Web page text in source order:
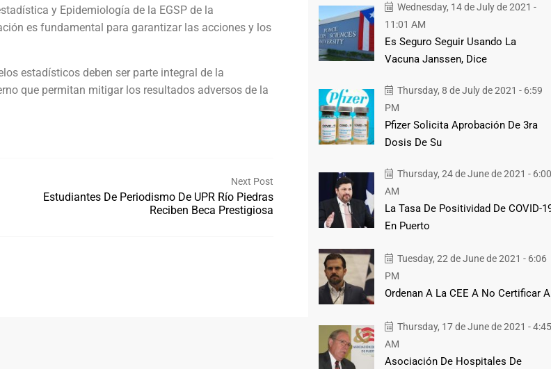
y Epidemiología de la EGSP de la
es fundamental para garantizar las acciones y los
estadísticos deben ser parte integral de la
que permitan mitigar los resultados adversos de la
Next Post
Estudiantes De Periodismo De UPR Río Piedras
Reciben Beca Prestigiosa
Wednesday, 14 de July de 2021 -
11:01 AM
Es Seguro Seguir Usando La
Vacuna Janssen, Dice
Thursday, 8 de July de 2021 - 6:59
PM
Pfizer Solicita Aprobación De 3ra
Dosis De Su
Thursday, 24 de June de 2021 - 6:00
AM
La Tasa De Positividad De COVID-
En Puerto
Tuesday, 22 de June de 2021 - 6:06
PM
Ordenan A La CEE A No Certificar A
Thursday, 17 de June de 2021 - 4:45
AM
Asociación De Hospitales De